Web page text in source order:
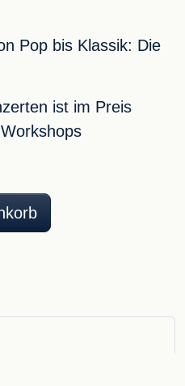
Pop bis Klassik: Die
ist im Preis
bis Klassik: Die